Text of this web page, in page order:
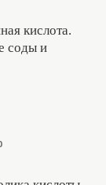
кислота.
соды и